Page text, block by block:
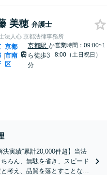
美穂 弁護士
法人心 京都法律事務所
|
京都
市南
区
京都駅か
ら徒歩3
分
営業時間：09:00~1
8:00（土日祝日）
決実績”累計20,000件超】当法
ろん、無駄を省き、スピード
考え、品質を落とすことな